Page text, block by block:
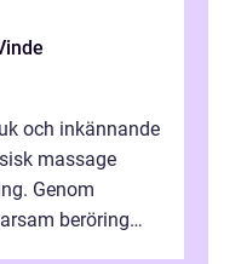
och inkännande
massage
Genom
beröring